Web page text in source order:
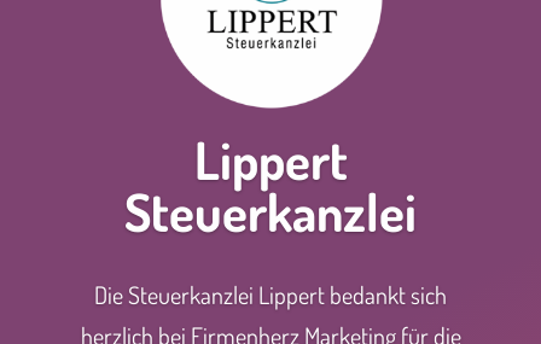
Lippert
Steuerkanzlei
Die Steuerkanzlei Lippert bedankt sich
herzlich bei Firmenherz Marketing für die